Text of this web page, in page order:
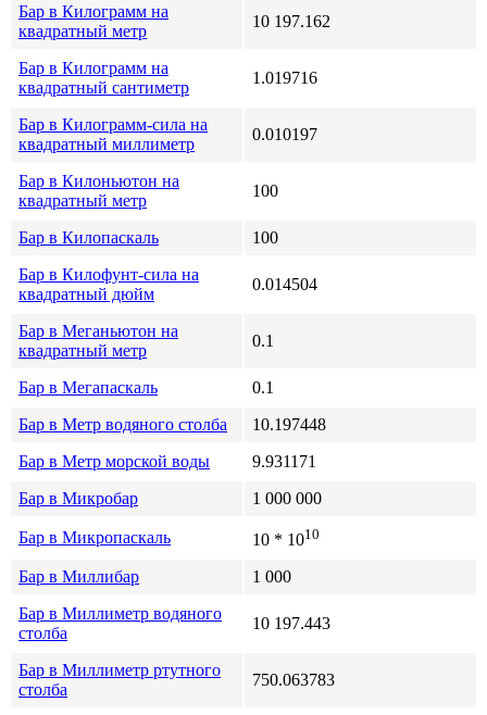
Бар в Килограмм на
квадратный метр
10 197.162
Бар в Килограмм на
квадратный сантиметр
1.019716
Бар в Килограмм-сила на
квадратный миллиметр
0.010197
Бар в Килоньютон на
квадратный метр
100
Бар в Килопаскаль
100
Бар в Килофунт-сила на
квадратный дюйм
0.014504
Бар в Меганьютон на
квадратный метр
0.1
Бар в Мегапаскаль
0.1
Бар в Метр водяного столба
10.197448
Бар в Метр морской воды
9.931171
Бар в Микробар
1 000 000
Бар в Микропаскаль 10 * 1010
Бар в Миллибар
1 000
Бар в Миллиметр водяного
столба
10 197.443
Бар в Миллиметр ртутного
столба
750.063783